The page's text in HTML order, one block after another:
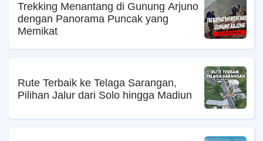
Trekking Menantang di Gunung Arjuno
dengan Panorama Puncak yang
Memikat
Rute Terbaik ke Telaga Sarangan,
Pilihan Jalur dari Solo hingga Madiun